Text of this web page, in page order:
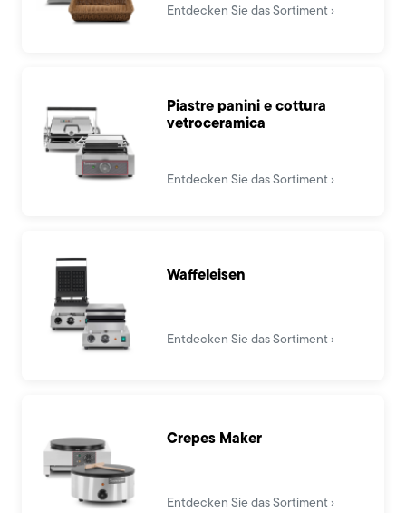
Entdecken Sie das Sortiment
Piastre panini e cottura
vetroceramica
Entdecken Sie das Sortiment
Waffeleisen
Entdecken Sie das Sortiment
Crepes Maker
Entdecken Sie das Sortiment